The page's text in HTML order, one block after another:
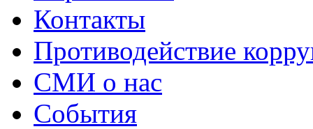
Контакты
Противодействие
СМИ о нас
События